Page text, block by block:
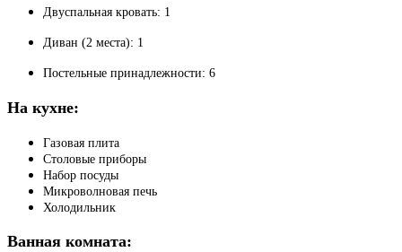
Двуспальная кровать: 1
Диван (2 места): 1
Постельные принадлежности: 6
На кухне:
Газовая плита
Столовые приборы
Набор посуды
Микроволновая печь
Холодильник
Ванная комната: